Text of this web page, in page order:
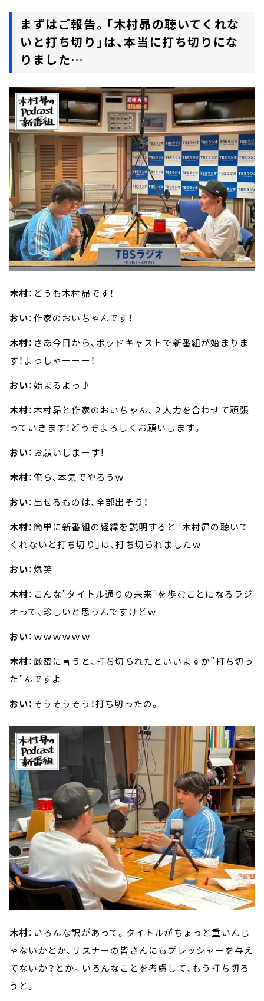
まずはご報告。「木村昴の聴いてくれな
いと打ち切り」は、本当に打ち切りにな
りました…
木村：どうも木村昴です！
おい：作家のおいちゃんです！
木村：さあ今日から、ポッドキャストで新番組が始まりま
す！よっしゃーーー！
おい：始まるよっ♪
木村：木村昴と作家のおいちゃん、２人力を合わせて頑張
っていきます！どうぞよろしくお願いします。
おい：お願いしまーす！
木村：俺ら、本気でやろうｗ
おい：出せるものは、全部出そう！
木村：簡単に新番組の経緯を説明すると「木村昴の聴いて
くれないと打ち切り」は、打ち切られましたｗ
おい：爆笑
木村：こんな”タイトル通りの未来”を歩むことになるラジ
オって、珍しいと思うんですけどｗ
おい：ｗｗｗｗｗｗ
木村：厳密に言うと、打ち切られたといいますか”打ち切っ
た”んですよ
おい：そうそうそう！打ち切ったの。
木村：いろんな訳があって。タイトルがちょっと重いんじ
ゃないかとか、リスナーの皆さんにもプレッシャーを与え
てないか？とか。いろんなことを考慮して、もう打ち切ろ
うと。